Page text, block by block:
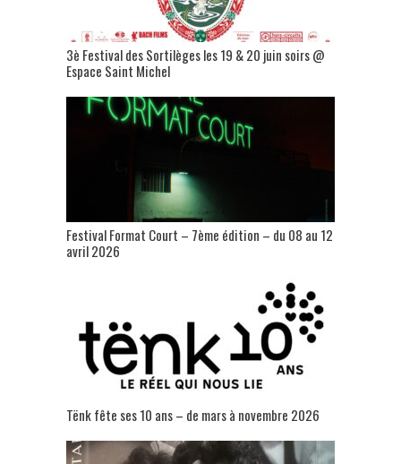
3è Festival des Sortilèges les 19 & 20 juin soirs @
Espace Saint Michel
Festival Format Court – 7ème édition – du 08 au 12
avril 2026
Tënk fête ses 10 ans – de mars à novembre 2026